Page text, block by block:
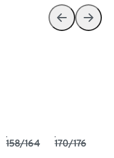
158/164 170/176